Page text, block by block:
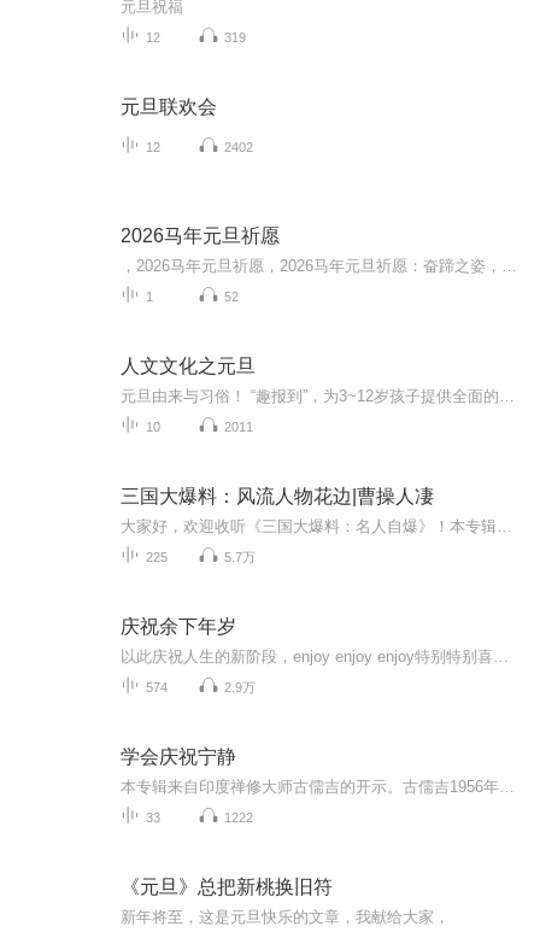
元旦祝福
12 319
元旦联欢会
12 2402
2026马年元旦祈愿
1 52
人文文化之元旦
10 2011
三国大爆料：风流人物花边|曹操人凄
225 5.7万
庆祝余下年岁
574 2.9万
学会庆祝宁静
33 1222
《元旦》总把新桃换旧符
新年将至，这是元旦快乐的文章，我献给大家，